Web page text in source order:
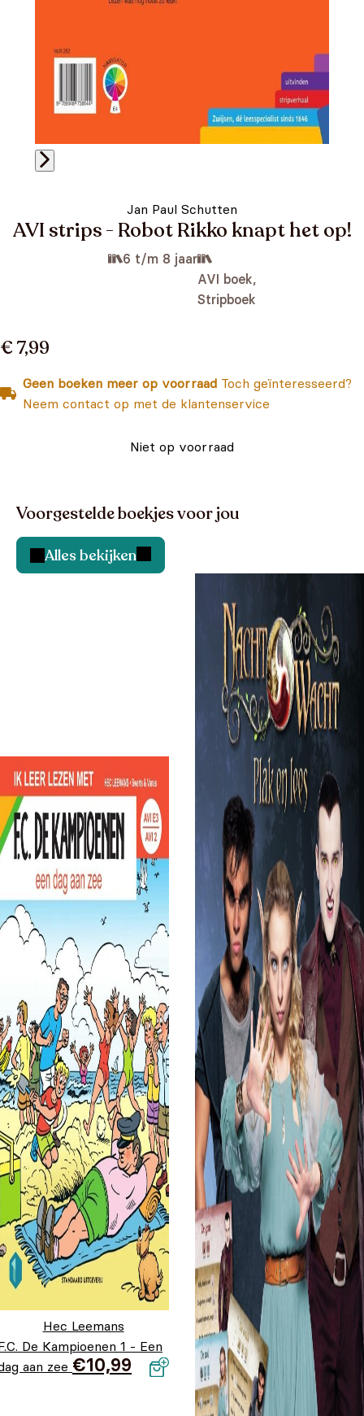
Jan Paul Schutten
AVI strips - Robot Rikko knapt het op!
6 t/m 8 jaar
AVI boek,
Stripboek
€ 7,99
Geen boeken meer op voorraad Toch geïnteresseerd?
Neem contact op met de klantenservice
Niet op voorraad
Voorgestelde boekjes voor jou
Alles bekijken
Hec Leemans
De Kampioenen 1 - Een
aan zee €10,99